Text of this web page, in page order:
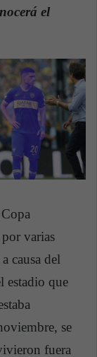
el
varias
causa del
estadio que
se
fuera